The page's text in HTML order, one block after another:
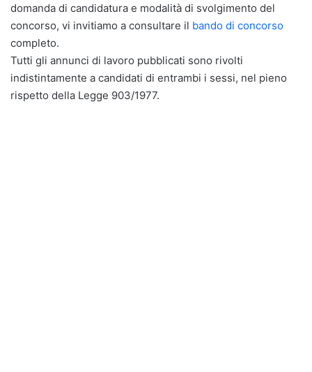
domanda di candidatura e modalità di svolgimento del
concorso, vi invitiamo a consultare il bando di concorso
completo.
Tutti gli annunci di lavoro pubblicati sono rivolti
indistintamente a candidati di entrambi i sessi, nel pieno
rispetto della Legge 903/1977.